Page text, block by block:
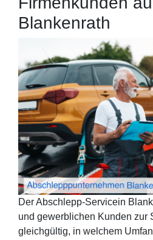
Blankenrath
Der Abschlepp-Servicein
und gewerblichen Kunden zur
gleichgültig, in welchem